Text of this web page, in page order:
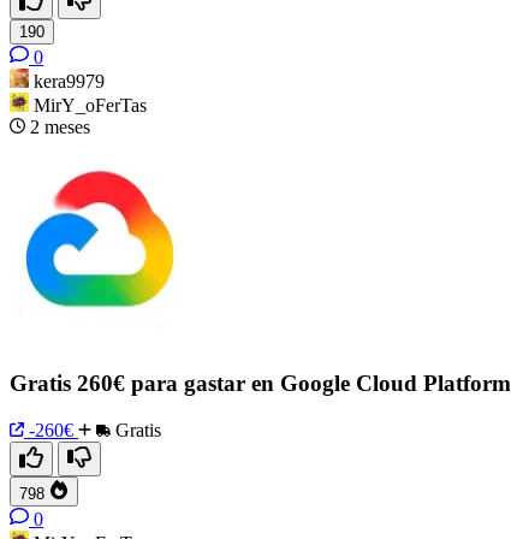
190
0
kera9979
MirY_oFerTas
2 meses
Gratis 260€ para gastar en Google Cloud Platform
-260€ Gratis
798
0